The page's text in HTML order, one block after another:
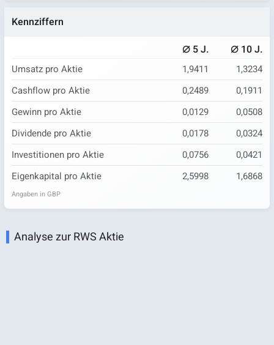
Kennziffern
⌀ 5 J. ⌀ 10 J.
Umsatz pro Aktie 1,9411
1,3234
Cashflow pro Aktie
0,2489
0,1911
Gewinn pro Aktie
0,0129
0,0508
Dividende pro Aktie
0,0178
0,0324
Investitionen pro Aktie
0,0756
0,0421
Eigenkapital pro Aktie
2,5998 1,6868
Angaben in GBP
Analyse zur RWS Aktie